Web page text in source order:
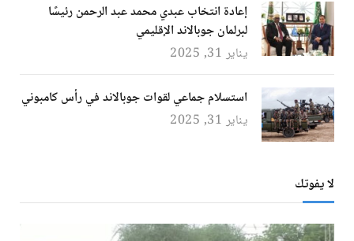
إعادة انتخاب عبدي محمد عبد الرحمن رئيسًا
لبرلمان جوبالاند الإقليمي
يناير 31, 2025
استسلام جماعي لقوات جوبالاند في رأس كامبوني
يناير 31, 2025
لا يفوتك